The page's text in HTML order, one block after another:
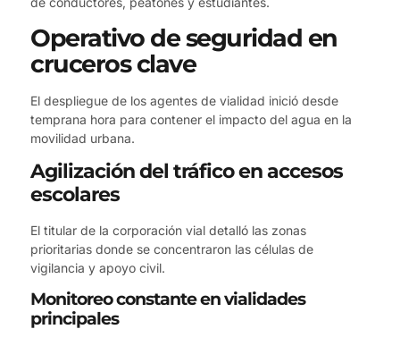
Operativo de seguridad en
cruceros clave
El despliegue de los agentes de vialidad inició desde
temprana hora para contener el impacto del agua en la
movilidad urbana.
Agilización del tráfico en accesos
escolares
El titular de la corporación vial detalló las zonas
prioritarias donde se concentraron las células de
vigilancia y apoyo civil.
Monitoreo constante en vialidades
principales